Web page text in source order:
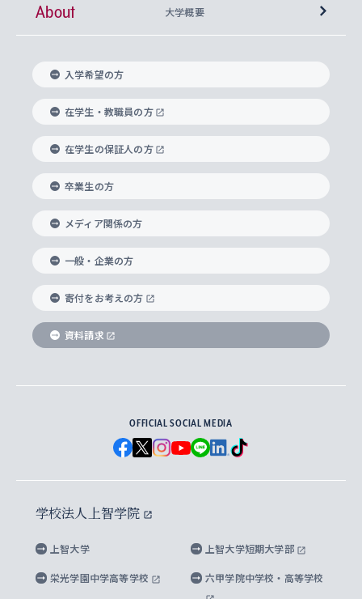
総合人間科学部
経済学部
外国語学部
総合グローバル学部
国際教養学部
理工学部
Futures） – 持続可能な未来を考える６学科連携
基盤教育センター
キリスト教人間学
身体知
思考と表現
データサイエンス
上智大学の語学教育
言語教育研究センター
上智大学のグローバル教育
グローバル教育センター
上智大学で学ぶ
海外で学ぶ
学びのサポート
大学院
神学研究科
実践宗教学研究科
総合人間科学研究科
経済学研究科
グローバル・スタディーズ研究科
助産学専攻科
生涯学習
中世思想研究所
国際言語情報研究所
グローバル・コンサーン研究所
比較文化研究所
ヨーロッパ研究所
アジア文化研究所
アメリカ・カナダ研究所
メディア・ジャーナリズム研究所
水稀少社会研究センター
先進機械・構造材料イノベーションセンター
産官学連携
知的財産
研究支援制度
重点領域研究・自由課題研究
研究活動に関する法令・研究費の使用について
課外活動
課外教育プログラム
ボランティア活動
グローバルな学びのコミュニティ
学生の相談窓口
心身の健康相談
ハラスメント防止の取り組み
障がいのある学生への支援
キャリア形成サポート
キャリア形成支援プログラム
就職（内定先）・進路統計
企業の採用ご担当者様へのご案内
住まいのサポート
上智大学で取得できる学位
入れの方針）
科目等履修生
研究生・外国人特別研究生・国費留学生
交換留学生(海外大学から上智大学で学ぶ)
ノンディグリー生
Sophia Short-term Program受講生
学費・奨学金
学部入学前に出願する奨学金
国による高等教育の修学支援新制度
大学院生対象の奨学金
海外留学する際の費用と奨学金
About 大学概要
理事長・学長メッセージ
学長・副学長紹介
上智大学の精神
上智大学の理念
上智大学の沿革
ソフィア・アーカイブズ
上智大学とカトリック
グローバルエンゲージメント
上智大学を訪れた世界の知性
国連Weeks・アフリカWeeks
ダイバーシティ＆サステナビリティへの取り組み
上智大学公式ソーシャルメディア
学校法人上智学院について
数字で見る上智大学
上智大学のネットワーク
父母・保証人とのネットワーク
学外とのネットワーク
上智大学の出版物
上智大学大学案内・大学院案内
英文広報誌 SOPHIA magazine
上智大学のビジュアル・アイデンティティ
上智大学ビジュアル・アイデンティティ
上智大学校歌 ・上智大学学生歌
上智大学への取材・キャンパスでの撮影について
上智大学の公開情報
上智大学の教育研究活動等の情報公表
キャンパス案内
入学希望の方
在学生・教職員の方
在学生の保証人の方
卒業生の方
メディア関係の方
一般・企業の方
寄付をお考えの方
資料請求
OFFICIAL SOCIAL MEDIA
学校法人上智学院
上智大学 上智大学短期大学部
栄光学園中学高等学校 六甲学院中学校・高等学校